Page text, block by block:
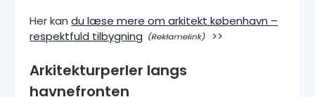
Her kandu læse mere om arkitekt københavn –
respektfuld tilbygning
>>
Arkitekturperler langs
havnefronten